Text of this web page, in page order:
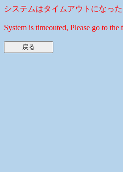
システムはタイムアウトになっ
System is timeouted, Please go to the